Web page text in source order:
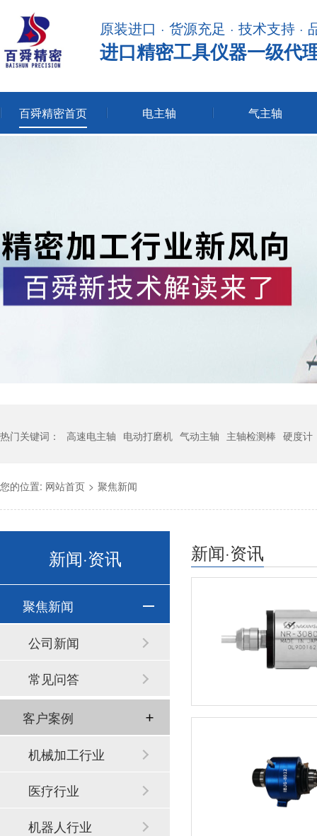
原装进口 · 货源充足 · 技术支持 ·
进口精密工具仪器一级代
百舜精密首页 电主轴 气主轴
热门关键词： 高速电主轴 电动打磨机 气动主轴 主轴检测棒 硬度计
您的位置: 网站首页 > 聚焦新闻
新闻·资讯
新闻·资讯
聚焦新闻
公司新闻
常见问答
客户案例
机械加工行业
医疗行业
机器人行业